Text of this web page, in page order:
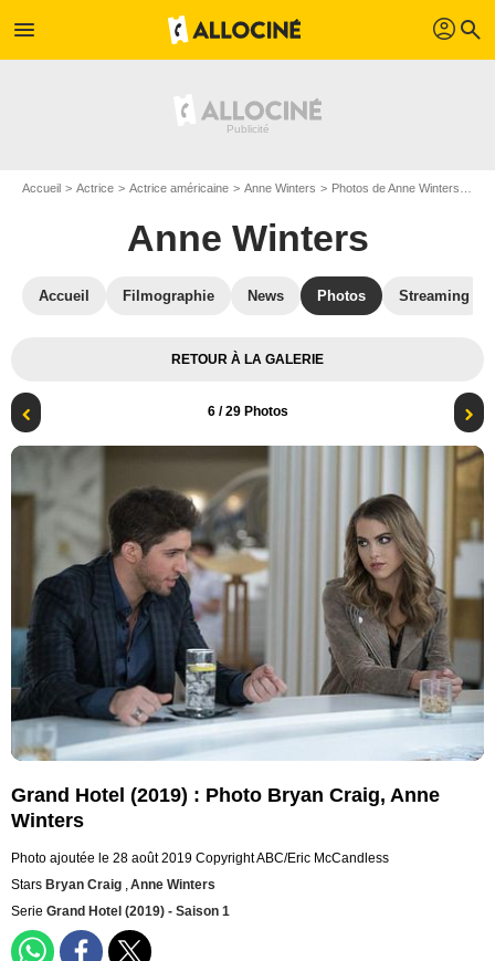
menu profil search
Accueil Actrice Actrice américaine Anne Winters Photos de Anne Winters
Anne Winters
Accueil Filmographie News Photos Streaming
RETOUR À LA GALERIE
6/ 29 Photos
Grand Hotel (2019) : Photo Bryan Craig, Anne
Winters
Photo ajoutée le 28 août 2019 Copyright ABC/Eric McCandless
Stars Bryan Craig ,Anne Winters
Serie Grand Hotel (2019) - Saison 1